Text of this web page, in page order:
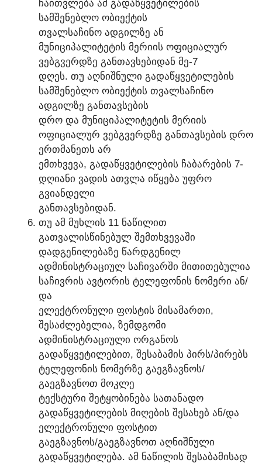
ᲩᲐᲘᲗᲕᲚᲔᲑᲐ ᲐᲛ ᲒᲐᲓᲐᲬᲧᲕᲔᲢᲘᲚᲔᲑᲘᲡ
ᲡᲐᲛᲨᲔᲜᲔᲑᲚᲝ ᲝᲑᲘᲔᲥᲢᲘᲡ
ᲗᲕᲐᲚᲡᲐᲩᲘᲜᲝ ᲐᲓᲒᲘᲚᲖᲔ ᲐᲜ
ᲛᲣᲜᲘᲪᲘᲞᲐᲚᲘᲢᲔᲢᲘᲡ ᲛᲔᲠᲘᲘᲡ ᲝᲤᲘᲪᲘᲐᲚᲣᲠ
ᲕᲔᲑᲒᲕᲔᲠᲓᲖᲔ ᲒᲐᲜᲗᲐᲕᲡᲔᲑᲘᲓᲐᲜ ᲛᲔ-7
ᲓᲦᲔᲡ. ᲗᲣ ᲐᲦᲜᲘᲨᲜᲣᲚᲘ ᲒᲐᲓᲐᲬᲧᲕᲔᲢᲘᲚᲔᲑᲘᲡ
ᲡᲐᲛᲨᲔᲜᲔᲑᲚᲝ ᲝᲑᲘᲔᲥᲢᲘᲡ ᲗᲕᲐᲚᲡᲐᲩᲘᲜᲝ
ᲐᲓᲒᲘᲚᲖᲔ ᲒᲐᲜᲗᲐᲕᲡᲔᲑᲘᲡ
ᲓᲠᲝ ᲓᲐ ᲛᲣᲜᲘᲪᲘᲞᲐᲚᲘᲢᲔᲢᲘᲡ ᲛᲔᲠᲘᲘᲡ
ᲝᲤᲘᲪᲘᲐᲚᲣᲠ ᲕᲔᲑᲒᲕᲔᲠᲓᲖᲔ ᲒᲐᲜᲗᲐᲕᲡᲔᲑᲘᲡ ᲓᲠᲝ
ᲔᲠᲗᲛᲐᲜᲔᲗᲡ ᲐᲠ
ᲔᲛᲗᲮᲕᲔᲕᲐ, ᲒᲐᲓᲐᲬᲧᲕᲔᲢᲘᲚᲔᲑᲘᲡ ᲩᲐᲑᲐᲠᲔᲑᲘᲡ 7-
ᲓᲦᲘᲐᲜᲘ ᲕᲐᲓᲘᲡ ᲐᲗᲕᲚᲐ ᲘᲬᲧᲔᲑᲐ ᲣᲤᲠᲝ
ᲒᲕᲘᲐᲜᲓᲔᲚᲘ
ᲒᲐᲜᲗᲐᲕᲡᲔᲑᲘᲓᲐᲜ.
ᲗᲣ ᲐᲛ ᲛᲣᲮᲚᲘᲡ 11 ᲜᲐᲬᲘᲚᲘᲗ
ᲒᲐᲗᲕᲐᲚᲘᲡᲬᲘᲜᲔᲑᲣᲚ ᲨᲔᲛᲗᲮᲕᲔᲕᲐᲨᲘ
ᲓᲐᲓᲒᲔᲜᲘᲚᲔᲑᲐᲖᲔ ᲬᲐᲠᲓᲒᲔᲜᲘᲚ
ᲐᲓᲛᲘᲜᲘᲡᲢᲠᲐᲪᲘᲣᲚ ᲡᲐᲩᲘᲕᲐᲠᲨᲘ ᲛᲘᲗᲘᲗᲔᲑᲣᲚᲘᲐ
ᲡᲐᲩᲘᲕᲠᲘᲡ ᲐᲕᲢᲝᲠᲘᲡ ᲢᲔᲚᲔᲤᲝᲜᲘᲡ ᲜᲝᲛᲔᲠᲘ ᲐᲜ/
ᲓᲐ
ᲔᲚᲔᲥᲢᲠᲝᲜᲣᲚᲘ ᲤᲝᲡᲢᲘᲡ ᲛᲘᲡᲐᲛᲐᲠᲗᲘ,
ᲨᲔᲡᲐᲫᲚᲔᲑᲔᲚᲘᲐ, ᲖᲔᲛᲓᲒᲝᲛᲘ
ᲐᲓᲛᲘᲜᲘᲡᲢᲠᲐᲪᲘᲣᲚᲘ ᲝᲠᲒᲐᲜᲝᲡ
ᲒᲐᲓᲐᲬᲧᲕᲔᲢᲘᲚᲔᲑᲘᲗ, ᲨᲔᲡᲐᲑᲐᲛᲘᲡ ᲞᲘᲠᲡ/ᲞᲘᲠᲔᲑᲡ
ᲢᲔᲚᲔᲤᲝᲜᲘᲡ ᲜᲝᲛᲔᲠᲖᲔ ᲒᲐᲔᲒᲖᲐᲕᲜᲝᲡ/
ᲒᲐᲔᲒᲖᲐᲕᲜᲝᲗ ᲛᲝᲙᲚᲔ
ᲢᲔᲥᲡᲢᲣᲠᲘ ᲨᲔᲢᲧᲝᲑᲘᲜᲔᲑᲐ ᲡᲐᲗᲐᲜᲐᲓᲝ
ᲒᲐᲓᲐᲬᲧᲕᲔᲢᲘᲚᲔᲑᲘᲡ ᲛᲘᲦᲔᲑᲘᲡ ᲨᲔᲡᲐᲮᲔᲑ ᲐᲜ/ᲓᲐ
ᲔᲚᲔᲥᲢᲠᲝᲜᲣᲚᲘ ᲤᲝᲡᲢᲘᲗ
ᲒᲐᲔᲒᲖᲐᲕᲜᲝᲡ/ᲒᲐᲔᲒᲖᲐᲕᲜᲝᲗ ᲐᲦᲜᲘᲨᲜᲣᲚᲘ
ᲒᲐᲓᲐᲬᲧᲕᲔᲢᲘᲚᲔᲑᲐ. ᲐᲛ ᲜᲐᲬᲘᲚᲘᲡ ᲨᲔᲡᲐᲑᲐᲛᲘᲡᲐᲓ